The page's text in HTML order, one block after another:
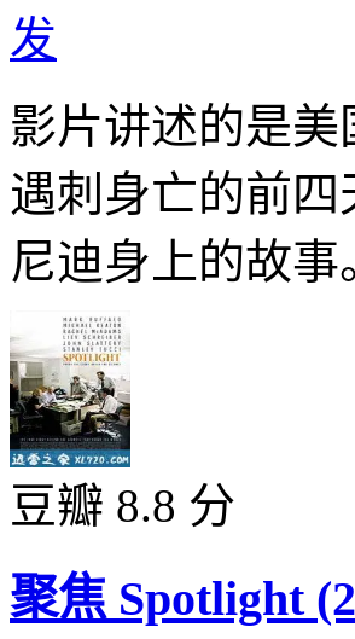
发
影片讲述的是美
遇刺身亡的前
尼迪身上的故事
豆瓣 8.8 分
聚焦 Spotlight